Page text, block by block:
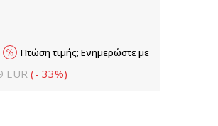
EUR (- 33%)
Πτώση τιμής; Ενημερώστε με